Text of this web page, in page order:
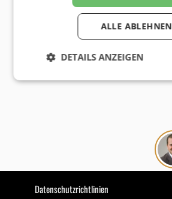
Datenschutzrichtlinien
ALLE ABLEHNEN
DETAILS ANZEIGEN